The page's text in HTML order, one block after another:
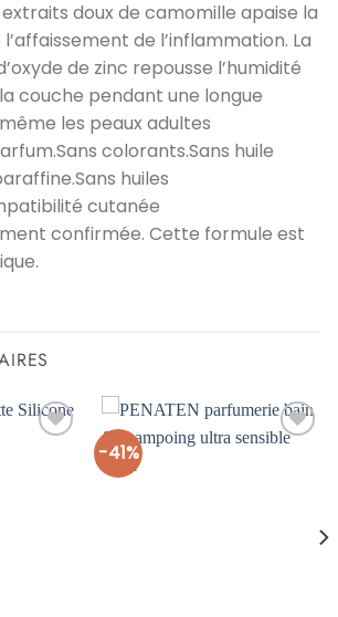
doux de camomille apaise la
de l’inflammation. La
de zinc repousse l’humidité
couche pendant une longue
les peaux adultes
colorants.Sans huile
huiles
cutanée
confirmée. Cette formule est
-41%